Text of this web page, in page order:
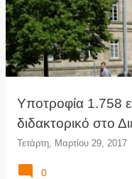
Υποτροφία 1.758
διδακτορικό στο
Τετάρτη, Μαρτίου 29, 2017
0